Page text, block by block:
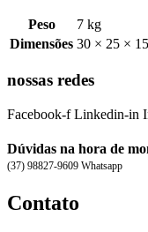
Peso
7 kg
Dimensões 30 × 25 ×
nossas redes
Facebook-f Linkedin-in
Dúvidas na hora de
(37) 98827-9609 Whatsapp
Contato